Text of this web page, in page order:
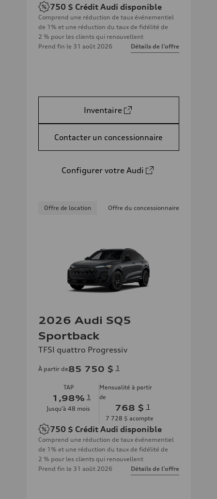
750 $ Crédit Audi disponible
Comprend une réduction de taux événementiel
de 1% et une réduction du taux de fidélité de
2 % pour les clients qui renouvellent
Prend fin le 31 août 2026 Détails de l’offre
Inventaire
Contacter un concessionnaire
Configurer votre Audi
Offre de location Offre du concessionnaire
2026 Audi SQ5
Sportback
TFSI quattro Progressiv
À partir de85 750 $ 1
TAP
1,98% 1
Jusqu’à 48 mois
Mensualité à partir
de
768 $ 1
7 728 $ acompte
750 $ Crédit Audi disponible
Comprend une réduction de taux événementiel
de 1% et une réduction du taux de fidélité de
2 % pour les clients qui renouvellent
Prend fin le 31 août 2026 Détails de l’offre